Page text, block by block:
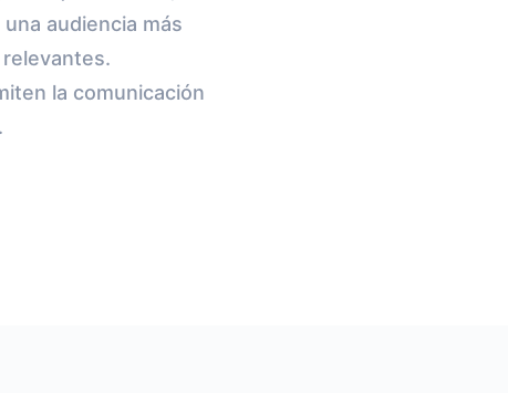
audiencia más
la comunicación